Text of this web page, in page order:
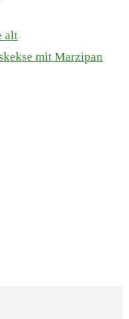
alt
mit Marzipan